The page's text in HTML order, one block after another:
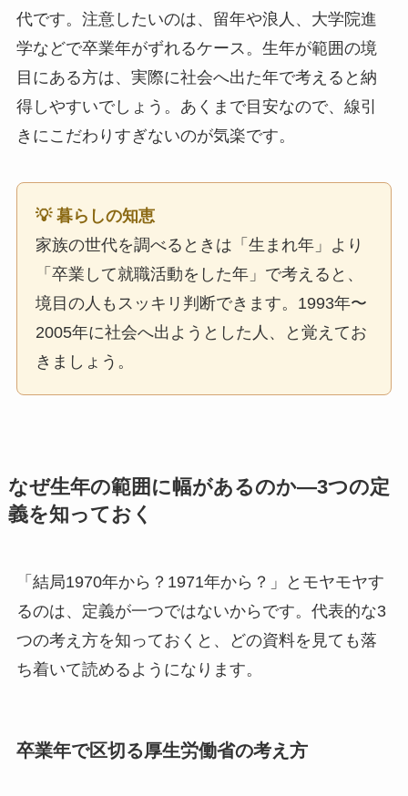
代です。注意したいのは、留年や浪人、大学院進
学などで卒業年がずれるケース。生年が範囲の境
目にある方は、実際に社会へ出た年で考えると納
得しやすいでしょう。あくまで目安なので、線引
きにこだわりすぎないのが気楽です。
💡 暮らしの知恵
家族の世代を調べるときは「生まれ年」より
「卒業して就職活動をした年」で考えると、
境目の人もスッキリ判断できます。1993年〜
2005年に社会へ出ようとした人、と覚えてお
きましょう。
なぜ生年の範囲に幅があるのか—3つの定
義を知っておく
「結局1970年から？1971年から？」とモヤモヤす
るのは、定義が一つではないからです。代表的な3
つの考え方を知っておくと、どの資料を見ても落
ち着いて読めるようになります。
卒業年で区切る厚生労働省の考え方